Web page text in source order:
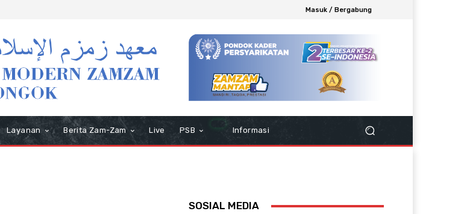
Masuk / Bergabung
Layanan Berita Zam-Zam Live PSB Informasi
SOSIAL MEDIA